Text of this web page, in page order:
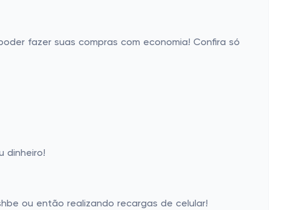
fazer suas compras com economia! Confira só
dinheiro!
ou então realizando recargas de celular!